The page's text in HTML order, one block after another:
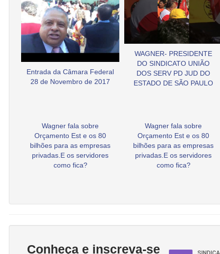
Entrada da Câmara Federal
28 de Novembro de 2017
WAGNER- PRESIDENTE
DO SINDICATO UNIÃO
DOS SERV PD JUD DO
ESTADO DE SÃO PAULO
Wagner fala sobre
Orçamento Est e os 80
bilhões para as empresas
privadas.E os servidores
como fica?
Wagner fala sobre
Orçamento Est e os 80
bilhões para as empresas
privadas.E os servidores
como fica?
Conheça e inscreva-se